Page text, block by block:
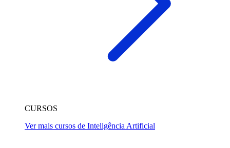
CURSOS
Ver mais cursos de Inteligência Artificial